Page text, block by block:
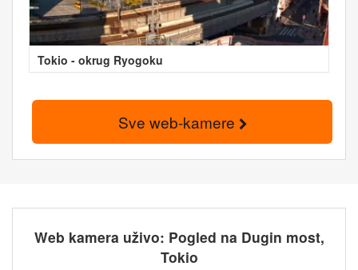
Tokio - okrug Ryogoku
Sve web-kamere
Web kamera uživo: Pogled na Dugin most,
Tokio